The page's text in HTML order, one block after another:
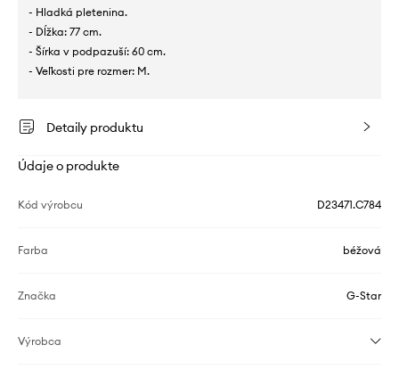
- Hladká pletenina.
- Dĺžka: 77 cm.
- Šírka v podpazuší: 60 cm.
- Veľkosti pre rozmer: M.
Detaily produktu
Údaje o produkte
Kód výrobcu D23471.C784
Farba béžová
Značka G-Star
Výrobca